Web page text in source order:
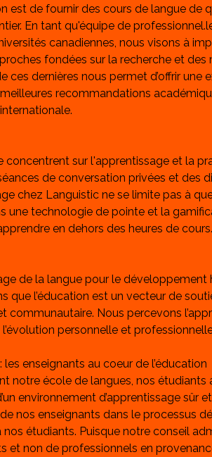
est de fournir des cours de langue de
En tant qu'équipe de
canadiennes, nous visons à
fondées sur la recherche et
ces dernières nous permet d’offrir
recommandations
concentrent sur l'apprentissage et la
de conversation privées et des
chez Languistic ne se limite pas à
une technologie de pointe et la
en dehors des heures de cours.
de la langue pour le développement
que l’éducation est un vecteur de
communautaire. Nous percevons
personnelle et
les enseignants au coeur de l’éducation
notre école de langues, nos
environnement d’apprentissage sûr
nos enseignants dans le processus
nos étudiants. Puisque notre conseil
et non de professionnels en